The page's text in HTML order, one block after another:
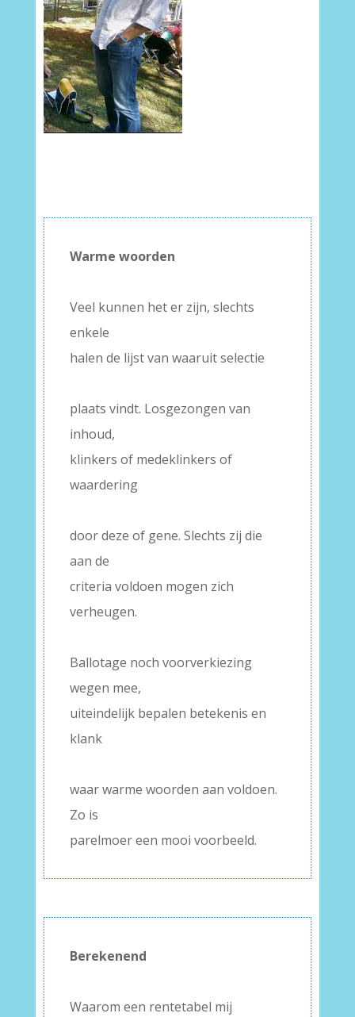
Warme woorden
Veel kunnen het er zijn, slechts
enkele
halen de lijst van waaruit selectie
plaats vindt. Losgezongen van
inhoud,
klinkers of medeklinkers of
waardering
door deze of gene. Slechts zij die
aan de
criteria voldoen mogen zich
verheugen.
Ballotage noch voorverkiezing
wegen mee,
uiteindelijk bepalen betekenis en
klank
waar warme woorden aan voldoen.
Zo is
parelmoer een mooi voorbeeld.
Berekenend
Waarom een rentetabel mij